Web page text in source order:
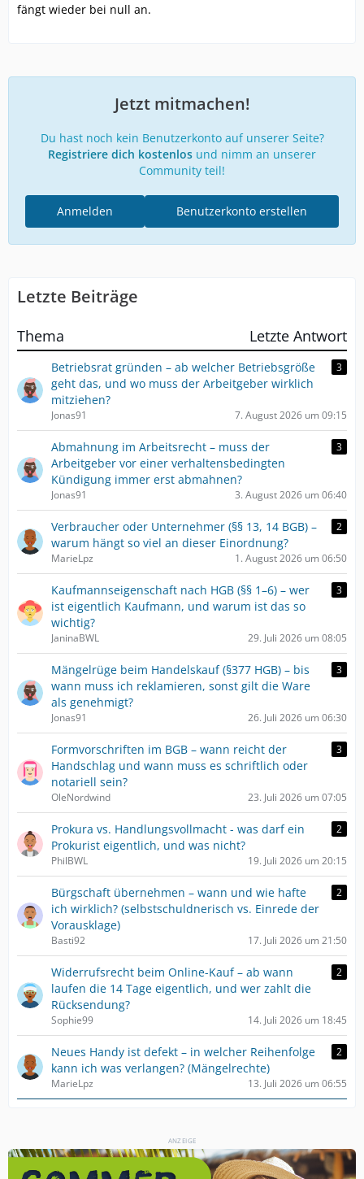
fängt wieder bei null an.
Jetzt mitmachen!
Du hast noch kein Benutzerkonto auf unserer Seite?
Registriere dich kostenlos und nimm an unserer
Community teil!
Benutzerkonto erstellen
Anmelden
Letzte Beiträge
Thema Letzte Antwort
Betriebsrat gründen – ab welcher Betriebsgröße
geht das, und wo muss der Arbeitgeber wirklich
mitziehen?
3
Jonas91 7. August 2026 um 09:15
Abmahnung im Arbeitsrecht – muss der
Arbeitgeber vor einer verhaltensbedingten
Kündigung immer erst abmahnen?
3
Jonas91 3. August 2026 um 06:40
Verbraucher oder Unternehmer (§§ 13, 14 BGB) –
warum hängt so viel an dieser Einordnung?
2
MarieLpz 1. August 2026 um 06:50
Kaufmannseigenschaft nach HGB (§§ 1–6) – wer
ist eigentlich Kaufmann, und warum ist das so
wichtig?
3
JaninaBWL 29. Juli 2026 um 08:05
Mängelrüge beim Handelskauf (§377 HGB) – bis
wann muss ich reklamieren, sonst gilt die Ware
als genehmigt?
3
Jonas91 26. Juli 2026 um 06:30
Formvorschriften im BGB – wann reicht der
Handschlag und wann muss es schriftlich oder
notariell sein?
3
OleNordwind 23. Juli 2026 um 07:05
Prokura vs. Handlungsvollmacht - was darf ein
Prokurist eigentlich, und was nicht?
2
PhilBWL 19. Juli 2026 um 20:15
Bürgschaft übernehmen – wann und wie hafte
ich wirklich? (selbstschuldnerisch vs. Einrede der
Vorausklage)
2
Basti92 17. Juli 2026 um 21:50
Widerrufsrecht beim Online-Kauf – ab wann
laufen die 14 Tage eigentlich, und wer zahlt die
Rücksendung?
2
Sophie99 14. Juli 2026 um 18:45
Neues Handy ist defekt – in welcher Reihenfolge
kann ich was verlangen? (Mängelrechte)
2
MarieLpz 13. Juli 2026 um 06:55
ANZEIGE